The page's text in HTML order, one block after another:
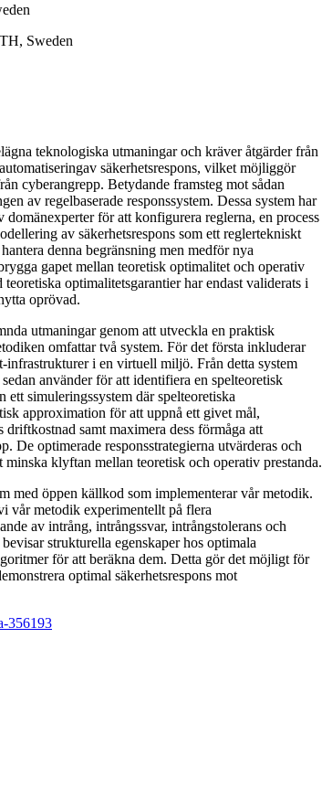
Sweden
teknologiska utmaningar och kräver åtgärder från
säkerhetsrespons, vilket möjliggör
cyberangrepp. Betydande framsteg mot sådan
av regelbaserade responssystem. Dessa system har
för att konfigurera reglerna, en process
av säkerhetsrespons som ett reglertekniskt
denna begränsning men medför nya
gapet mellan teoretisk optimalitet och operativ
optimalitetsgarantier har endast validerats i
oprövad.
utmaningar genom att utveckla en praktisk
omfattar två system. För det första inkluderar
infrastrukturer i en virtuell miljö. Från detta system
använder för att identifiera en spelteoretisk
simuleringssystem där spelteoretiska
approximation för att uppnå ett givet mål,
driftkostnad samt maximera dess förmåga att
De optimerade responsstrategierna utvärderas och
klyftan mellan teoretisk och operativ prestanda.
med öppen källkod som implementerar vår metodik.
vår metodik experimentellt på flera
av intrång, intrångssvar, intrångstolerans och
strukturella egenskaper hos optimala
för att beräkna dem. Detta gör det möjligt för
optimal säkerhetsrespons mot
356193